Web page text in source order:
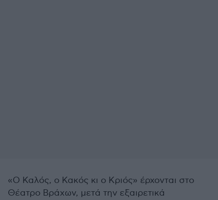
«Ο Καλός, ο Κακός κι ο Κριός» έρχονται στο
Θέατρο Βράχων, μετά την εξαιρετικά